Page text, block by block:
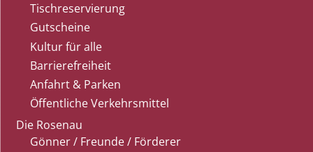
Tischreservierung
Gutscheine
Kultur für alle
Barrierefreiheit
Anfahrt & Parken
Öffentliche Verkehrsmittel
Die Rosenau
Gönner / Freunde / Förderer